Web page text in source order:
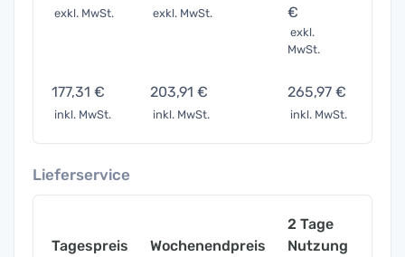
exkl. MwSt. exkl. MwSt.
€
exkl.
MwSt.
177,31 €
inkl. MwSt.
203,91 €
inkl. MwSt.
265,97 €
inkl. MwSt.
Lieferservice
Tagespreis
Wochenendpreis
2 Tage
Nutzung